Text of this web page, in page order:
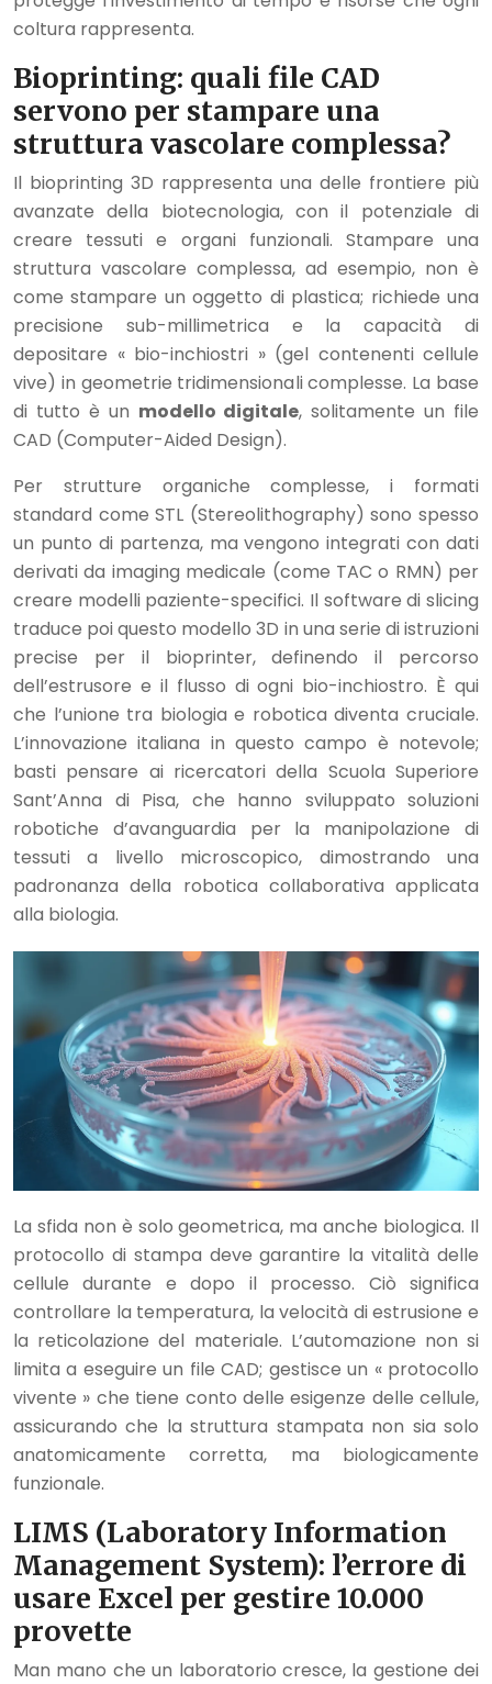
coltura rappresenta.
Bioprinting: quali file CAD
servono per stampare una
struttura vascolare complessa?
Il bioprinting 3D rappresenta una delle frontiere più
avanzate della biotecnologia, con il potenziale di
creare tessuti e organi funzionali. Stampare una
struttura vascolare complessa, ad esempio, non è
come stampare un oggetto di plastica; richiede una
precisione sub-millimetrica e la capacità di
depositare « bio-inchiostri » (gel contenenti cellule
vive) in geometrie tridimensionali complesse. La base
di tutto è un modello digitale, solitamente un file
CAD (Computer-Aided Design).
Per strutture organiche complesse, i formati
standard come STL (Stereolithography) sono spesso
un punto di partenza, ma vengono integrati con dati
derivati da imaging medicale (come TAC o RMN) per
creare modelli paziente-specifici. Il software di slicing
traduce poi questo modello 3D in una serie di istruzioni
precise per il bioprinter, definendo il percorso
dell’estrusore e il flusso di ogni bio-inchiostro. È qui
che l’unione tra biologia e robotica diventa cruciale.
L’innovazione italiana in questo campo è notevole;
basti pensare ai ricercatori della Scuola Superiore
Sant’Anna di Pisa, che hanno sviluppato soluzioni
robotiche d’avanguardia per la manipolazione di
tessuti a livello microscopico, dimostrando una
padronanza della robotica collaborativa applicata
alla biologia.
La sfida non è solo geometrica, ma anche biologica. Il
protocollo di stampa deve garantire la vitalità delle
cellule durante e dopo il processo. Ciò significa
controllare la temperatura, la velocità di estrusione e
la reticolazione del materiale. L’automazione non si
limita a eseguire un file CAD; gestisce un « protocollo
vivente » che tiene conto delle esigenze delle cellule,
assicurando che la struttura stampata non sia solo
anatomicamente corretta, ma biologicamente
funzionale.
LIMS (Laboratory Information
Management System): l’errore di
usare Excel per gestire 10.000
provette
Man mano che un laboratorio cresce, la gestione dei